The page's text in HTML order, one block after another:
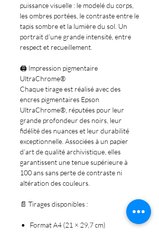
puissance visuelle : le modelé du corps,
les ombres portées, le contraste entre le
tapis sombre et la lumière du sol. Un
portrait d’une grande intensité, entre
respect et recueillement.
🖨️ Impression pigmentaire
UltraChrome®
Chaque tirage est réalisé avec des
encres pigmentaires Epson
UltraChrome®, réputées pour leur
grande profondeur des noirs, leur
fidélité des nuances et leur durabilité
exceptionnelle. Associées à un papier
d’art de qualité archivistique, elles
garantissent une tenue supérieure à
100 ans sans perte de contraste ni
altération des couleurs.
📄 Tirages disponibles :
Format A4 (21 × 29,7 cm)